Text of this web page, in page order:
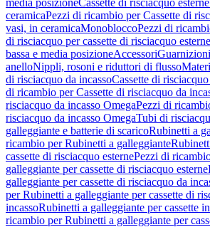
media posizioneCassette di risciacquo
ceramicaPezzi di ricambio per Cassette di
vasi, in ceramicaMonobloccoPezzi di
di risciacquo per cassette di risciacquo esterne
bassa e media posizioneAccessoriGuarnizioni
anelloNippli, rosoni e riduttori di flusso
di risciacquo da incassoCassette di
di ricambio per Cassette di risciacquo da
risciacquo da incasso OmegaPezzi di
risciacquo da incasso OmegaTubi di
galleggiante e batterie di scaricoRubinetti a
ricambio per Rubinetti a galleggiante
cassette di risciacquo esternePezzi di
galleggiante per cassette di risciacquo esterne
galleggiante per cassette di risciacquo da
per Rubinetti a galleggiante per cassette di
incassoRubinetti a galleggiante per cassette
ricambio per Rubinetti a galleggiante per